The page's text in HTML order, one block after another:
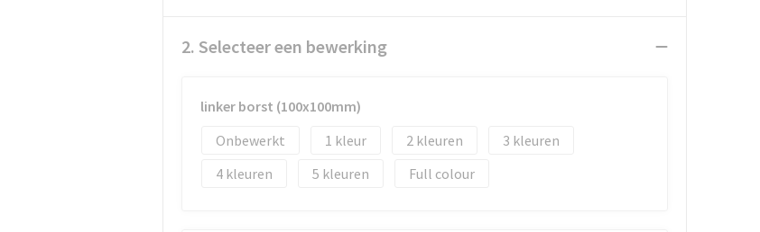
2. Selecteer een bewerking
linker borst (100x100mm)
Onbewerkt
1 2
3
4
5 Full colour